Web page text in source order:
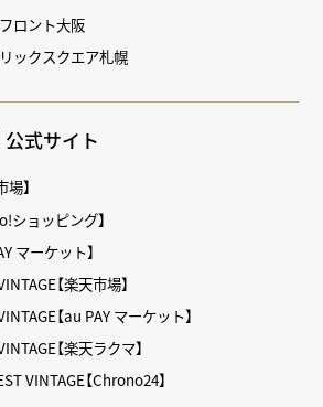
ロント大阪
ックスクエア札幌
公式サイト
】
ショッピング】
マーケット】
【楽天市場】
【au PAY マーケット】
【楽天ラクマ】
VINTAGE【Chrono24】